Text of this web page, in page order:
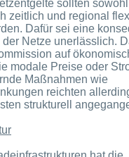
sollten
zeitlich und regional
Dafür sei eine
Netze unerlässlich.
auf
modale Preise oder
Maßnahmen wie
reichten
strukturell